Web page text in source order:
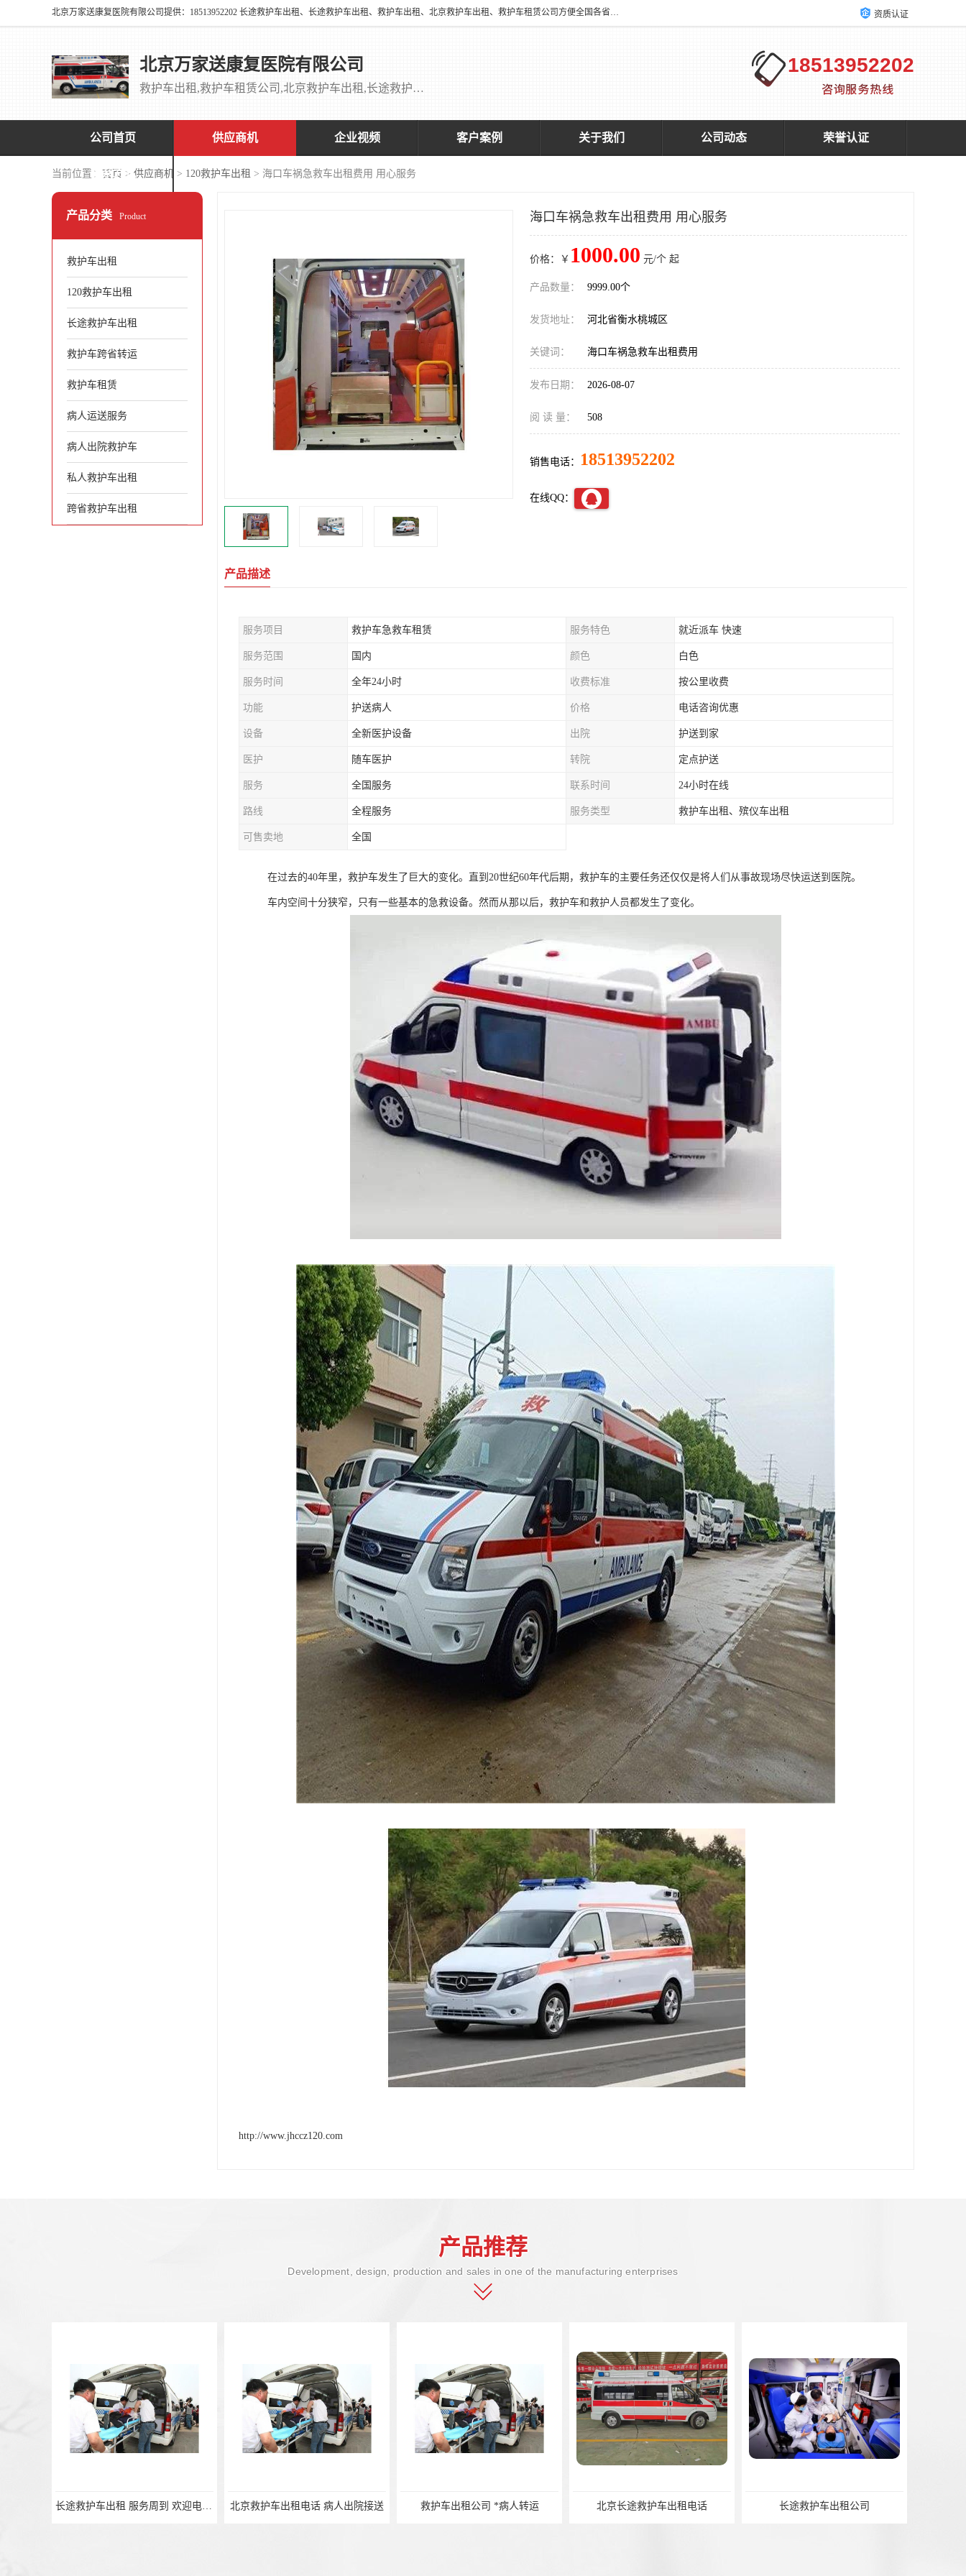
北京万家送康复医院有限公司提供：18513952202 长途救护车出租、长途救护车出租、救护车出租、北京救护车出租、救护车租赁公司方便全国各省市各类患者长途救护车转诊等需求，医帮扶医疗服务有限公司配备多辆福特成人长途监护型救护车，专用监护型儿童及新生儿救护车。 资质认证
北京万家送康复医院有限公司
救护车出租,救护车租赁公司,北京救护车出租,长途救护车出租,长途120救护车出租,120救护车出租长途救护车出租 刘主任：18513952202
18513952202
公司首页 供应商机 企业视频 客户案例 关于我们 公司动态 荣誉认证
联系方式
当前位置： 首页 > 供应商机 > 120救护车出租 > 海口车祸急救车出租费用 用心服务
产品分类 Product
救护车出租
120救护车出租
长途救护车出租
救护车跨省转运
救护车租赁
病人运送服务
病人出院救护车
私人救护车出租
跨省救护车出租
海口车祸急救车出租费用 用心服务
价格：￥ 1000.00 元/个 起
产品数量： 9999.00个
发货地址： 河北省衡水桃城区
关键词： 海口车祸急救车出租费用
发布日期： 2026-08-07
阅 读 量： 508
销售电话： 18513952202
在线QQ：
产品描述
服务项目 救护车急救车租赁 服务特色 就近派车 快速
服务范围 国内 颜色 白色
服务时间 全年24小时 收费标准 按公里收费
功能 护送病人 价格 电话咨询优惠
设备 全新医护设备 出院 护送到家
医护 随车医护 转院 定点护送
服务 全国服务 联系时间 24小时在线
路线 全程服务 服务类型 救护车出租、殡仪车出租
可售卖地 全国
在过去的40年里，救护车发生了巨大的变化。直到20世纪60年代后期，救护车的主要任务还仅仅是将人们从事故现场尽快运送到医院。
车内空间十分狭窄，只有一些基本的急救设备。然而从那以后，救护车和救护人员都发生了变化。
http://www.jhccz120.com
产品推荐
Development, design, production and sales in one of the manufacturing enterprises
长途救护车出租 服务周到 欢迎电话联系 北京救护车出租电话 病人出院接送 救护车出租公司 *病人转运 北京长途救护车出租电话 长途救护车出租公司